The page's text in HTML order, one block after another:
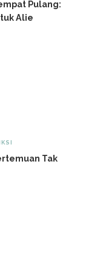
Pulang:
Alie
Tak